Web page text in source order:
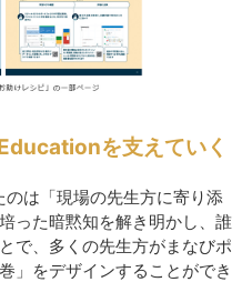
を支えていく
のは「現場の先生方に寄り添
った暗黙知を解き明かし、誰
で、多くの先生方がまなびポ
」をデザインすることができ